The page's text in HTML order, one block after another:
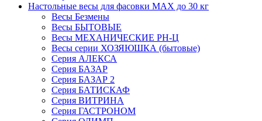
Настольные весы для фасовки MAX до 30 кг
Весы Безмены
Весы БЫТОВЫЕ
Весы МЕХАНИЧЕСКИЕ РН-Ц
Весы серии ХОЗЯЮШКА (бытовые)
Серия АЛЕКСА
Серия БАЗАР
Серия БАЗАР 2
Серия БАТИСКАФ
Серия ВИТРИНА
Серия ГАСТРОНОМ